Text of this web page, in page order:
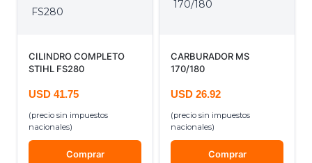
CILINDRO COMPLETO
STIHL FS280
USD 41.75
(precio sin impuestos
nacionales)
Comprar
CARBURADOR MS
170/180
USD 26.92
(precio sin impuestos
nacionales)
Comprar